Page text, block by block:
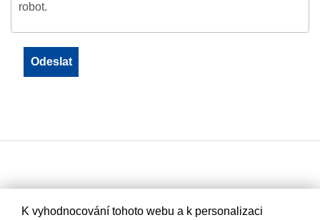
robot.
K vyhodnocování tohoto webu a k personalizaci